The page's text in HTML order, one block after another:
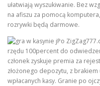
HOME
MYOFASCIAL RELEASE
ułatwiają wyszukiwanie. Bez
na afiszu za pomocą
rozrywki będą darmowe.
Po
rzędu 100percent do
członek zyskuje premia za
złożonego depozytu, z
wpłacanych kasy. Granie po